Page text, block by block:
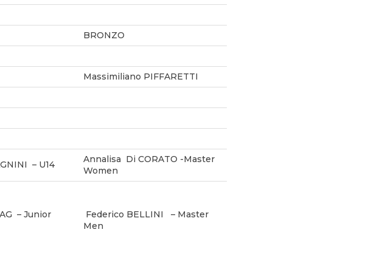
BRONZO
Massimiliano PIFFARETTI
– U14
Annalisa Di CORATO -Master
Women
– Junior
Federico BELLINI – Master
Men